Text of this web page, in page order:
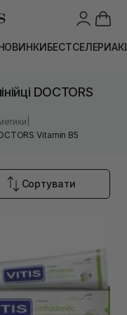
БЕСТСЕЛЕРИ
DOCTORS
Vitamin B5
Сортувати